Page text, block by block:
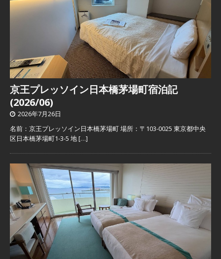
京王プレッソイン日本橋茅場町宿泊記
(2026/06)
2026年7月26日
名前：京王プレッソイン日本橋茅場町 場所：〒103-0025 東京都中央
区日本橋茅場町1-3-5 地[…]